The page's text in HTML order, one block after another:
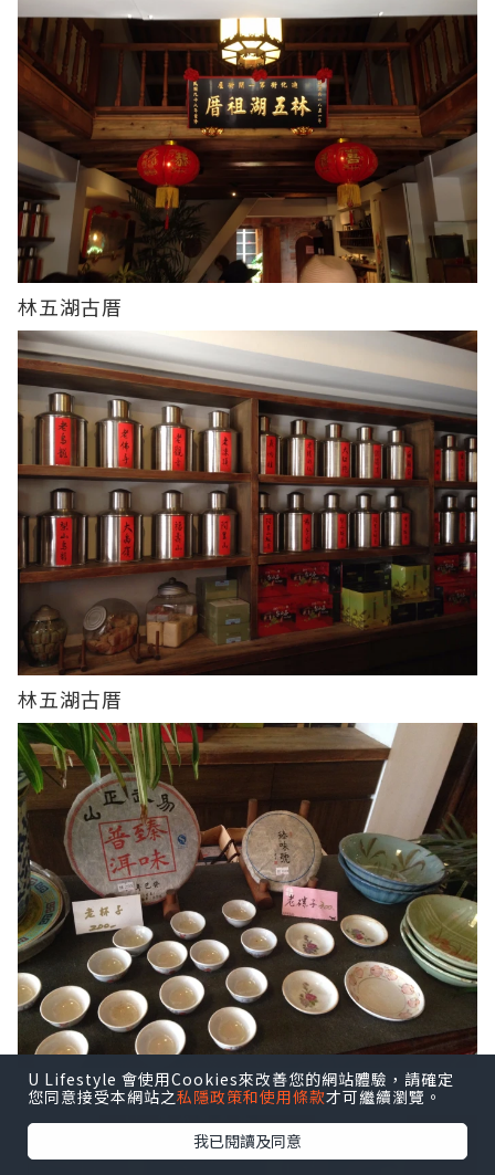
林五湖古厝
林五湖古厝
林五湖古厝
U Lifestyle 會使用Cookies來改善您的網站體驗，請確定
您同意接受本網站之私隱政策和使用條款才可繼續瀏覽。
我已閱讀及同意